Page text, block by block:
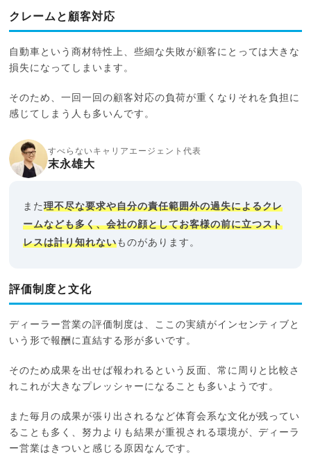
クレームと顧客対応
自動車という商材特性上、些細な失敗が顧客にとっては大きな
損失になってしまいます。
そのため、一回一回の顧客対応の負荷が重くなりそれを負担に
感じてしまう人も多いんです。
すべらないキャリアエージェント代表
末永雄大
また理不尽な要求や自分の責任範囲外の過失によるクレ
ームなども多く、会社の顔としてお客様の前に立つスト
レスは計り知れないものがあります。
評価制度と文化
ディーラー営業の評価制度は、ここの実績がインセンティブと
いう形で報酬に直結する形が多いです。
そのため成果を出せば報われるという反面、常に周りと比較さ
れこれが大きなプレッシャーになることも多いようです。
また毎月の成果が張り出されるなど体育会系な文化が残ってい
ることも多く、努力よりも結果が重視される環境が、ディーラ
ー営業はきついと感じる原因なんです。